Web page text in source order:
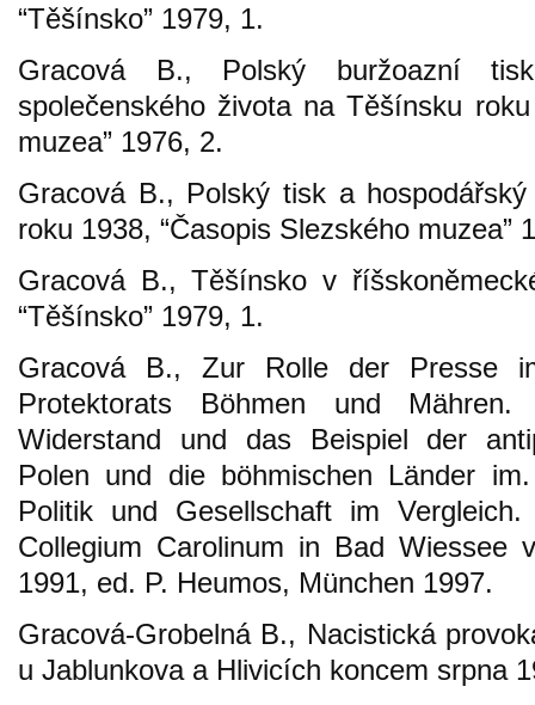
“Těšínsko” 1979, 1.
Gracová B., Polský buržoazní
společenského života na Těšínsku
muzea” 1976, 2.
Gracová B., Polský tisk a
roku 1938, “Časopis Slezského muzea”
Gracová B., Těšínsko v
“Těšínsko” 1979, 1.
Gracová B., Zur Rolle der Presse
Protektorats Böhmen und Mähren.
Widerstand und das Beispiel der
Polen und die böhmischen Länder
Politik und Gesellschaft im
Collegium Carolinum in Bad Wiessee
1991, ed. P. Heumos, München 1997.
Gracová-Grobelná B., Nacistická
u Jablunkova a Hlivicích koncem srpna